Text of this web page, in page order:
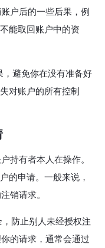
户后的一些后果，例
能取回账户中的资
，避免你在没有准备好
对账户的所有控制
持有者本人在操作。
的申请。一般来说，
销请求。
防止别人未经授权注
的请求，通常会通过